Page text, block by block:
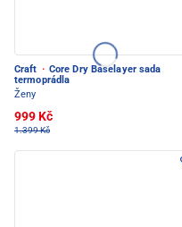
Craft · Core Dry Baselayer sada
termoprádla
Ženy
999 Kč
1.399 Kč